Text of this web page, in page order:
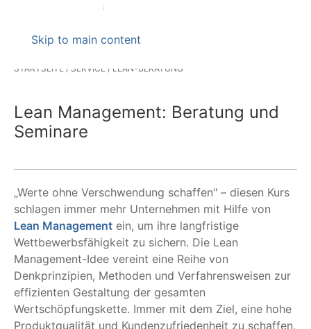
Skip to main content
STARTSEITE SERVICE LEAN-BERATUNG
Lean Management: Beratung und
Seminare
„Werte ohne Verschwendung schaffen" – diesen Kurs
schlagen immer mehr Unternehmen mit Hilfe von
Lean Management ein, um ihre langfristige
Wettbewerbsfähigkeit zu sichern. Die Lean
Management-Idee vereint eine Reihe von
Denkprinzipien, Methoden und Verfahrensweisen zur
effizienten Gestaltung der gesamten
Wertschöpfungskette. Immer mit dem Ziel, eine hohe
Produktqualität und Kundenzufriedenheit zu schaffen,